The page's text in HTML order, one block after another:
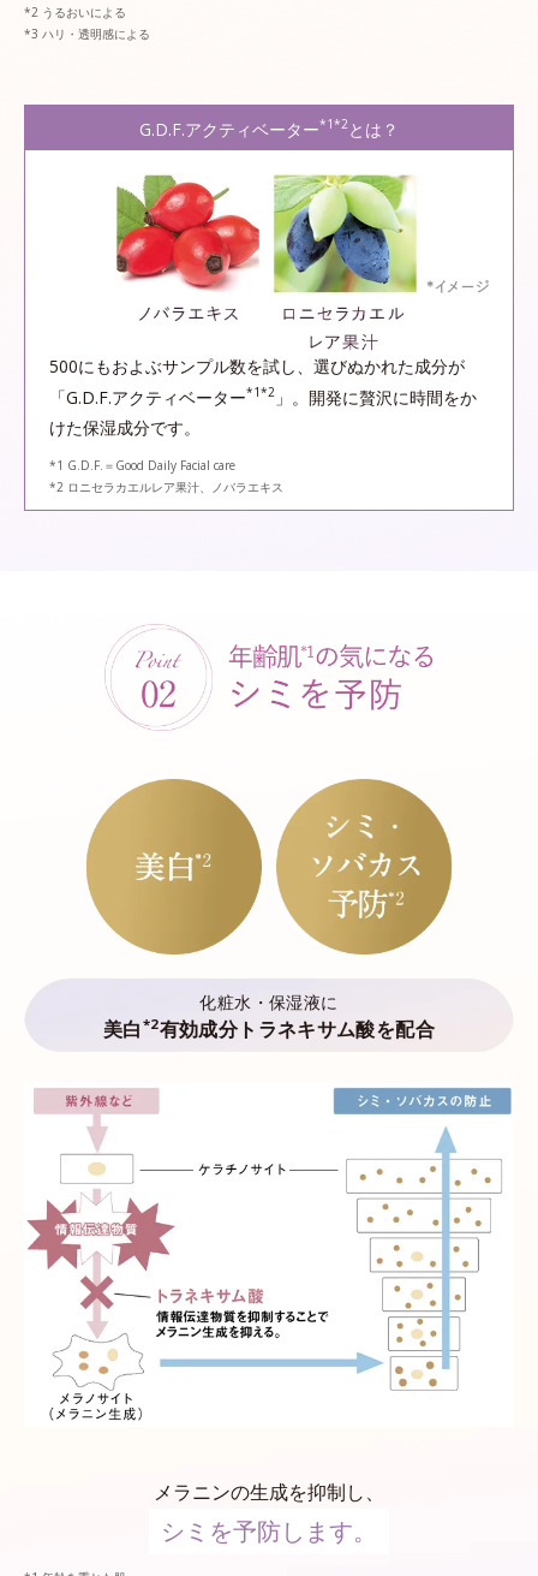
うるおいによる
ハリ・透明感による
G.D.F.アクティベーター*1*2 とは？
500にもおよぶサンプル数を試し、選びぬかれた成分が
「G.D.F.アクティベーター*1*2 」。開発に贅沢に時間をか
けた保湿成分です。
*1 G.D.F.＝Good Daily Facial care
*2 ロニセラカエルレア果汁、ノバラエキス
化粧水・保湿液に
美白 *2有効成分トラネキサム酸を配合
メラニンの生成を抑制し、
シミを予防します。